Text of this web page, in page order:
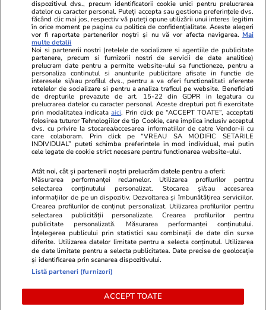
Ringier România
Libertatea pentru
Unica.ro
Program TV
Avantaje
ELLE
Gazeta Sporturilor
Stiri mondene
Calculator sarcina
Ajută Copiii
Locuri de muncă
Imobiliare.ro
Jobradar24
Imoradar24
Colecții Libertatea
Pariază responsabil! Decizia ONJN nr. 821/25.09.2025.
Jocurile de noroc sunt interzise minorilor.
© 2026 Ringier Romania. Toate drepturile rezervate
Actualizare preferințe cookies
dispozitivul dvs., precum identificatorii cookie unici pentru prelucrarea
datelor cu caracter personal. Puteți accepta sau gestiona preferințele dvs.
făcând clic mai jos, respectiv vă puteți opune utilizării unui interes legitim
în orice moment pe pagina cu politica de confidențialitate. Aceste alegeri
vor fi raportate partenerilor noștri și nu vă vor afecta navigarea. Mai
multe detalii
Noi si partenerii nostri (retelele de socializare si agentiile de publicitate
partenere, precum si furnizorii nostri de servicii de date analitice)
prelucram date pentru a permite website-ului sa functioneze, pentru a
personaliza continutul si anunturile publicitare afisate in functie de
interesele si/sau profilul dvs., pentru a va oferi functionalitati aferente
retelelor de socializare si pentru a analiza traficul pe website. Beneficiati
de drepturile prevazute de art. 15-22 din GDPR in legatura cu
prelucrarea datelor cu caracter personal. Aceste drepturi pot fi exercitate
prin modalitatea indicataaici. Prin click pe “ACCEPT TOATE”, acceptati
folosirea tuturor Tehnologiilor de tip Cookie, care implica inclusiv acceptul
dvs. cu privire la stocarea/accesarea informatiilor de catre Vendor-ii cu
care colaboram. Prin click pe “VREAU SA MODIFIC SETARILE
INDIVIDUAL” puteti schimba preferintele in mod individual, mai putin
cele legate de cookie strict necesare pentru functionarea website-ului.
Atât noi, cât și partenerii noștri prelucrăm datele pentru a oferi:
Măsurarea performanței reclamelor. Utilizarea profilurilor pentru
selectarea conținutului personalizat. Stocarea și/sau accesarea
informațiilor de pe un dispozitiv. Dezvoltarea și îmbunătățirea serviciilor.
Crearea profilurilor de conținut personalizat. Utilizarea profilurilor pentru
selectarea publicității personalizate. Crearea profilurilor pentru
publicitate personalizată. Măsurarea performanței conținutului.
Înțelegerea publicului prin statistici sau combinații de date din surse
diferite. Utilizarea datelor limitate pentru a selecta conținutul. Utilizarea
de date limitate pentru a selecta publicitatea. Date precise de geolocație
și identificarea prin scanarea dispozitivului.
Listă parteneri (furnizori)
ACCEPT TOATE